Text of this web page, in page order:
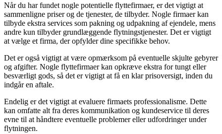
Når du har fundet nogle potentielle flyttefirmaer, er det vigtigt at
sammenligne priser og de tjenester, de tilbyder. Nogle firmaer kan
tilbyde ekstra services som pakning og udpakning af ejendele, mens
andre kun tilbyder grundlæggende flytningstjenester. Det er vigtigt
at vælge et firma, der opfylder dine specifikke behov.
Det er også vigtigt at være opmærksom på eventuelle skjulte gebyrer
og afgifter. Nogle flyttefirmaer kan opkræve ekstra for tungt eller
besværligt gods, så det er vigtigt at få en klar prisoversigt, inden du
indgår en aftale.
Endelig er det vigtigt at evaluere firmaets professionalisme. Dette
kan omfatte alt fra deres kommunikation og kundeservice til deres
evne til at håndtere eventuelle problemer eller udfordringer under
flytningen.